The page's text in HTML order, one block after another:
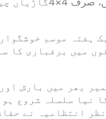
ہفتہ موسم
میں برفباری کا
بھر میں بارش
نیا سلسلہ شروع
انتظامیہ نے